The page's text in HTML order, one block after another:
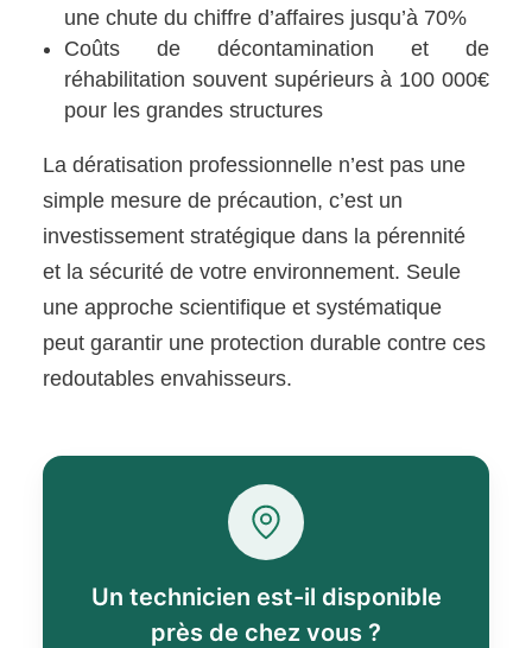
une chute du chiffre d’affaires jusqu’à 70%
Coûts de décontamination et de
réhabilitation souvent supérieurs à 100 000€
pour les grandes structures
La dératisation professionnelle n’est pas une
simple mesure de précaution, c’est un
investissement stratégique dans la pérennité
et la sécurité de votre environnement. Seule
une approche scientifique et systématique
peut garantir une protection durable contre ces
redoutables envahisseurs.
Un technicien est-il disponible
près de chez vous ?